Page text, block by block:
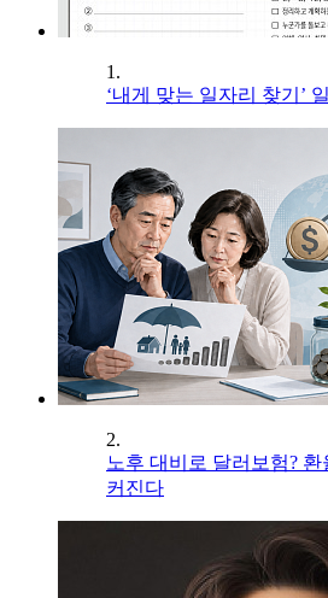
1.
‘내게 맞는 일자리 찾기’
2.
노후 대비로 달러보험?
커진다